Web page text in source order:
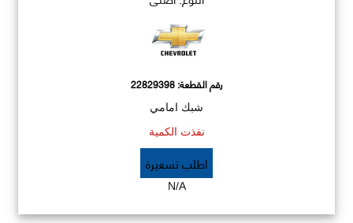
رقم القطعة:22829398
شبك امامي
نفذت الكمية
اطلب تسعيرة
N/A